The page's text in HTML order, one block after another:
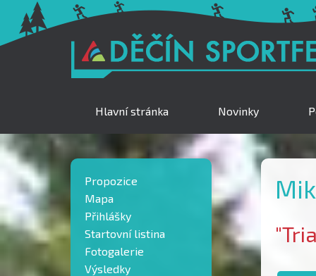
Hlavní stránka Novinky
Propozice
Mapa
Přihlášky
Startovní listina
Fotogalerie
Výsledky